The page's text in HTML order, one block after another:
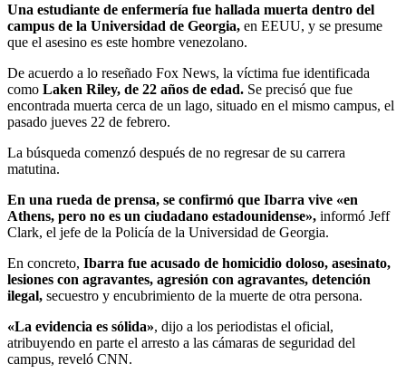
Una estudiante de enfermería fue hallada muerta dentro del
campus de la Universidad de Georgia, en EEUU, y se presume
que el asesino es este hombre venezolano.
De acuerdo a lo reseñado Fox News, la víctima fue identificada
como Laken Riley, de 22 años de edad. Se precisó que fue
encontrada muerta cerca de un lago, situado en el mismo campus, el
pasado jueves 22 de febrero.
La búsqueda comenzó después de no regresar de su carrera
matutina.
En una rueda de prensa, se confirmó que Ibarra vive «en
Athens, pero no es un ciudadano estadounidense», informó Jeff
Clark, el jefe de la Policía de la Universidad de Georgia.
En concreto, Ibarra fue acusado de homicidio doloso, asesinato,
lesiones con agravantes, agresión con agravantes, detención
ilegal, secuestro y encubrimiento de la muerte de otra persona.
«La evidencia es sólida», dijo a los periodistas el oficial,
atribuyendo en parte el arresto a las cámaras de seguridad del
campus, reveló CNN.